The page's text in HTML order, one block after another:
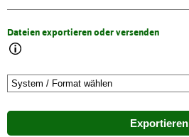
Dateien exportieren oder versenden
Exportieren